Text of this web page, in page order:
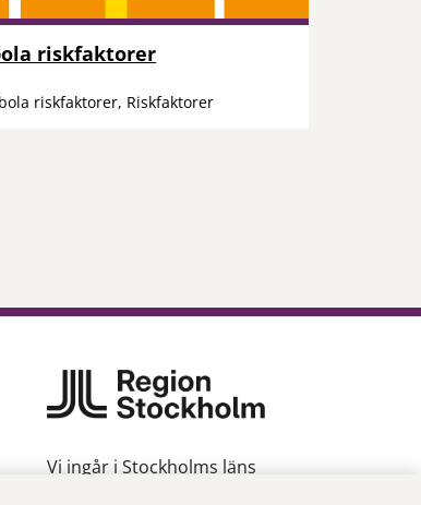
riskfaktorer
riskfaktorer, Riskfaktorer
Vi ingår i Stockholms läns